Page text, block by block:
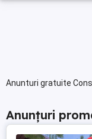
Anunturi gratuite
Anunțuri